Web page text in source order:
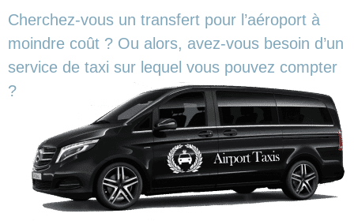
Cherchez-vous un transfert pour l’aéroport à
moindre coût ? Ou alors, avez-vous besoin d’un
service de taxi sur lequel vous pouvez compter
?